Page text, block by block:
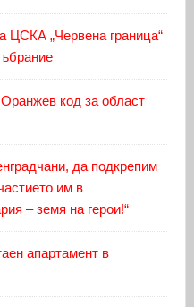
ЦСКА „Червена граница“
код за област
да подкрепим
им в
– земя на герои!“
апартамент в